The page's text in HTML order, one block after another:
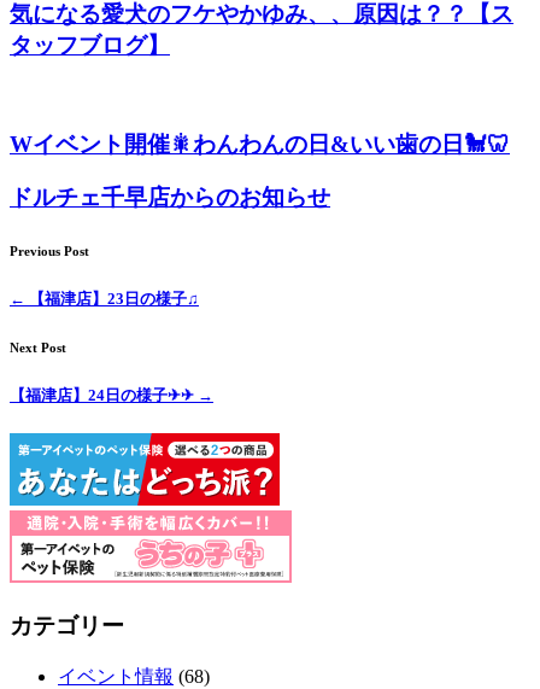
気になる愛犬のフケやかゆみ、、原因は？？【ス
タッフブログ】
Wイベント開催🎇わんわんの日&いい歯の日🐩🦷
ドルチェ千早店からのお知らせ
Previous Post
← 【福津店】23日の様子♫
Next Post
【福津店】24日の様子✈✈ →
カテゴリー
イベント情報 (68)